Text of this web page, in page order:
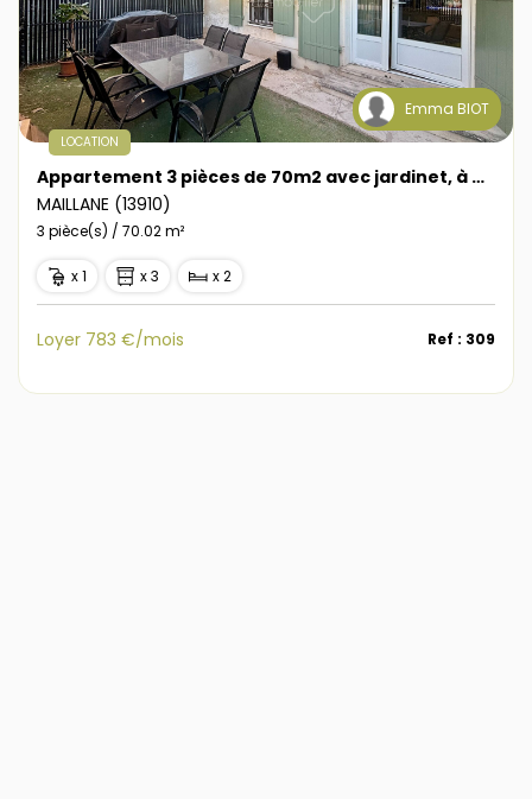
Emma BIOT
LOCATION
Appartement 3 pièces de 70m2 avec jardinet, à Maillane
MAILLANE (13910)
3 pièce(s) / 70.02 m²
x 1 x 3 x 2
Loyer 783 €/mois Ref : 309